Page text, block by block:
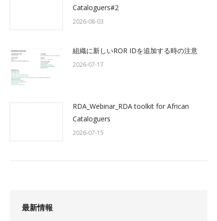
Cataloguers#2
2026-08-03
組織に新しいROR IDを追加する時の注意
2026-07-17
RDA_Webinar_RDA toolkit for African
Cataloguers
2026-07-15
最新情報